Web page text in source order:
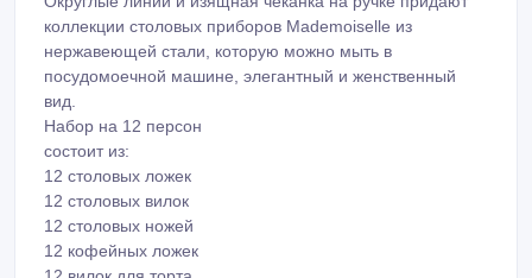
коллекции столовых приборов Mademoiselle из
нержавеющей стали, которую можно мыть в
посудомоечной машине, элегантный и женственный
вид.
Набор на 12 персон
состоит из:
12 столовых ложек
12 столовых вилок
12 столовых ножей
12 кофейных ложек